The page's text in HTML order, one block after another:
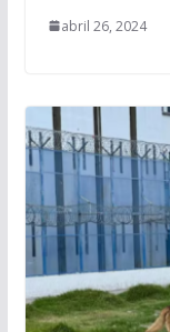
abril 26, 2024